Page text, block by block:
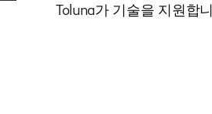
Toluna가 기술을 지원합